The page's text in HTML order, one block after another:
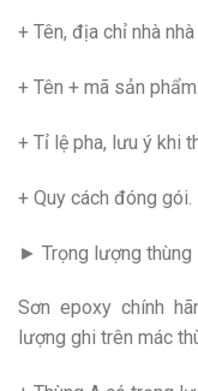
+ Tên, địa chỉ nhà
+ Tên + mã sản phẩm.
+ Tỉ lệ pha, lưu ý khi
+ Quy cách đóng gói.
► Trọng lượng thùng
Sơn epoxy chính
lượng ghi trên mác